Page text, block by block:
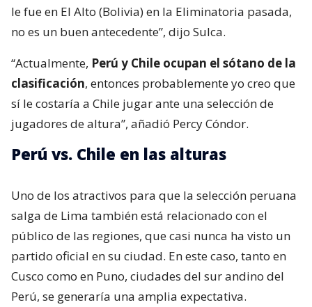
le fue en El Alto (Bolivia) en la Eliminatoria pasada,
no es un buen antecedente”, dijo Sulca.
“Actualmente, Perú y Chile ocupan el sótano de la
clasificación, entonces probablemente yo creo que
sí le costaría a Chile jugar ante una selección de
jugadores de altura”, añadió Percy Cóndor.
Perú vs. Chile en las alturas
Uno de los atractivos para que la selección peruana
salga de Lima también está relacionado con el
público de las regiones, que casi nunca ha visto un
partido oficial en su ciudad. En este caso, tanto en
Cusco como en Puno, ciudades del sur andino del
Perú, se generaría una amplia expectativa.